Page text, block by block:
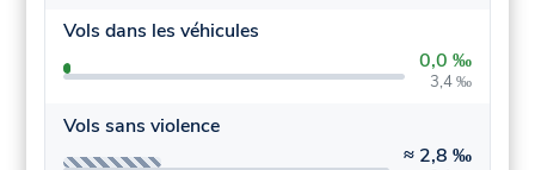
Vols dans les véhicules
0,0 ‰
3,4 ‰
Vols sans violence
≈ 2,8 ‰